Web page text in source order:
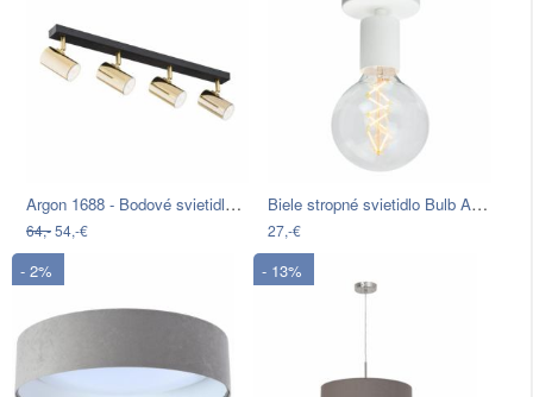
Argon 1688 - Bodové svietidlo LAGOS…
64,-54,-€
Biele stropné svietidlo Bulb Attack Cero
27,-€
- 2% - 13%